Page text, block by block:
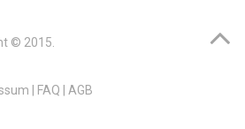
© 2015.
FAQ AGB